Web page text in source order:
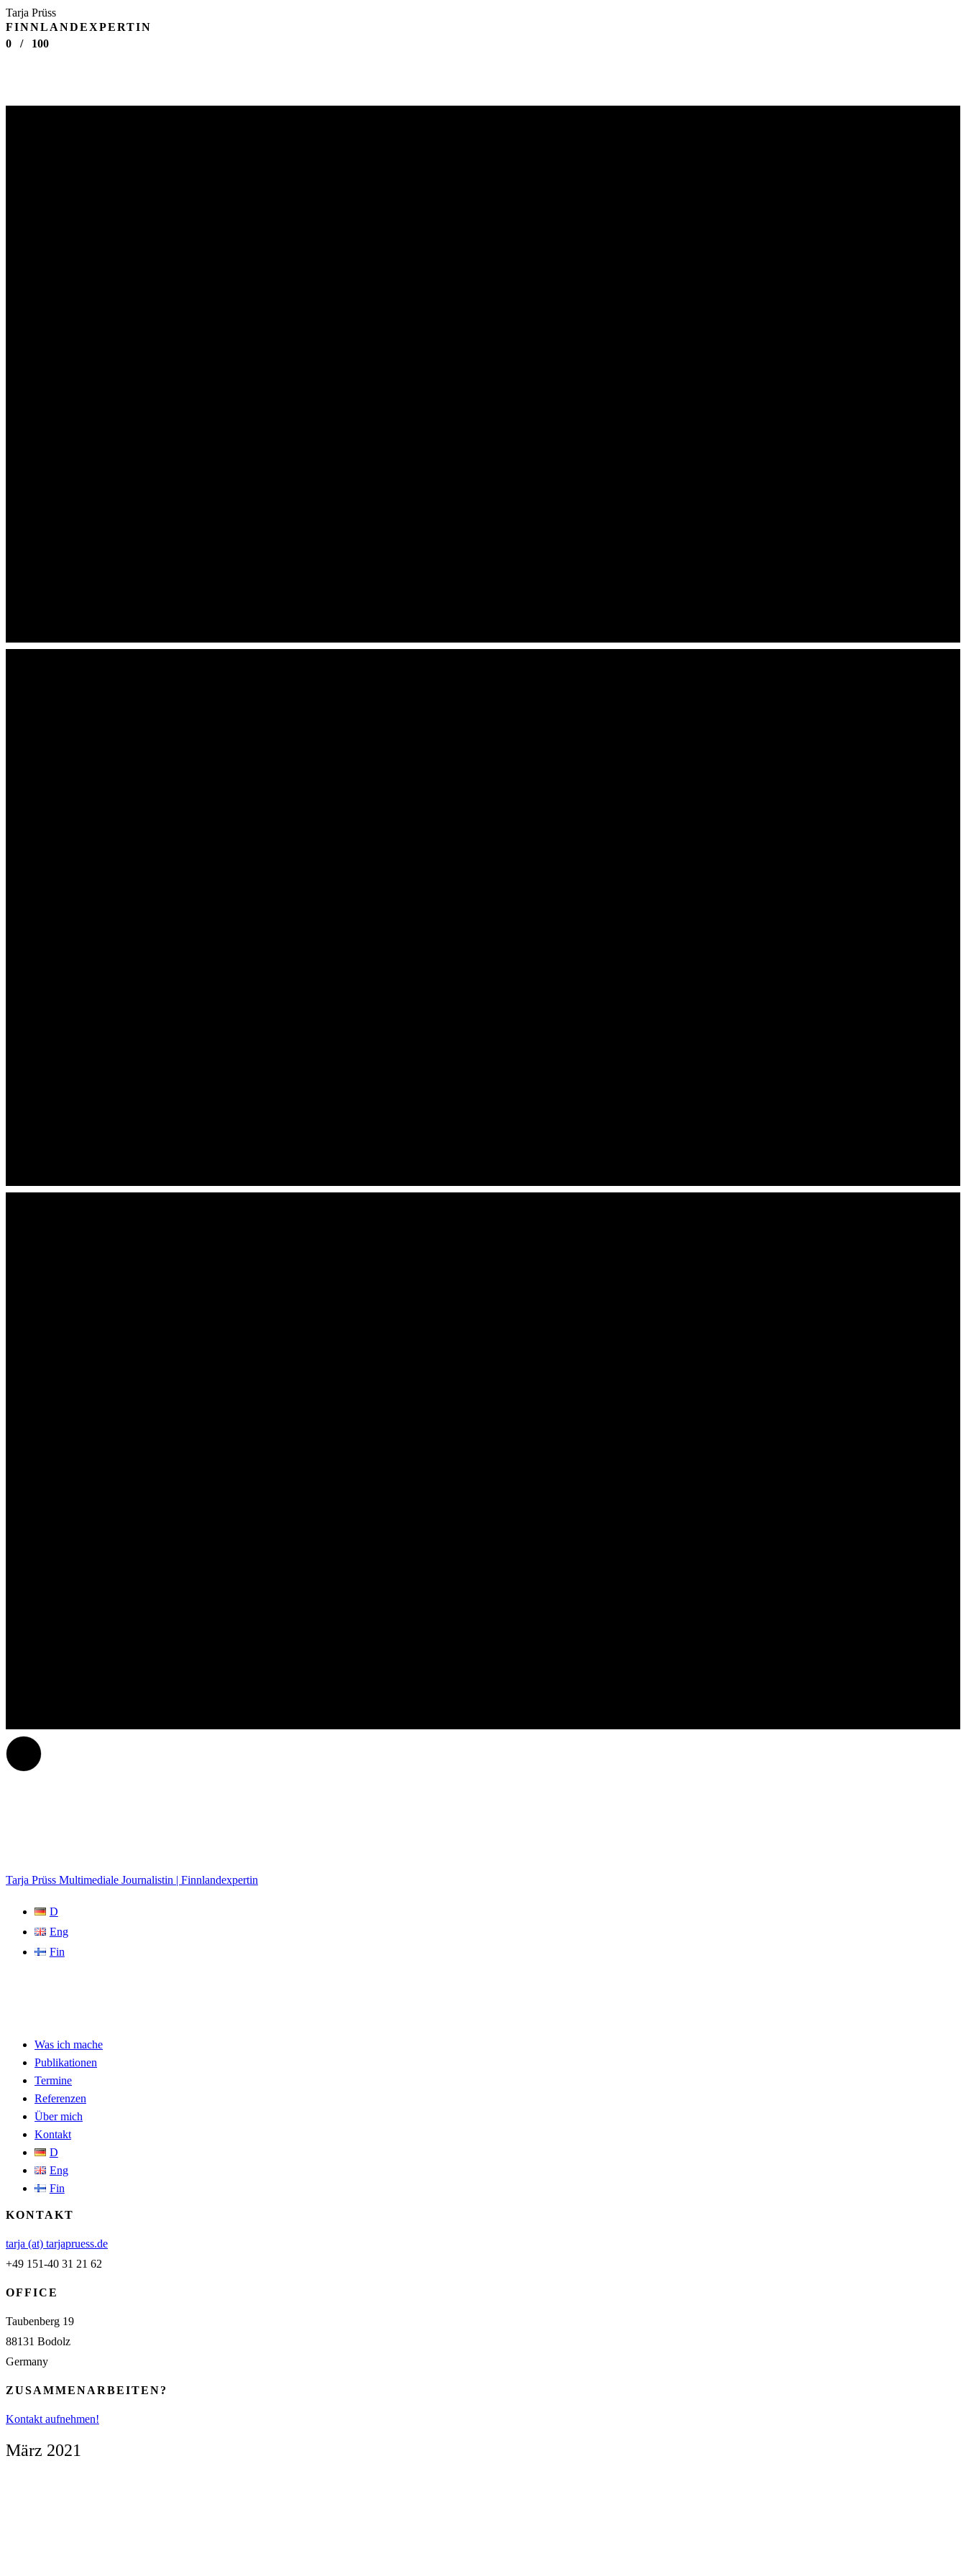
Tarja Prüss
FINNLANDEXPERTIN
0
/ 100
Tarja Prüss Multimediale Journalistin | Finnlandexpertin
D
Eng
Fin
Was ich mache
Publikationen
Termine
Referenzen
Über mich
Kontakt
D
Eng
Fin
KONTAKT
tarja (at) tarjapruess.de
+49 151-40 31 21 62
OFFICE
Taubenberg 19
88131 Bodolz
Germany
ZUSAMMENARBEITEN?
Kontakt aufnehmen!
März 2021